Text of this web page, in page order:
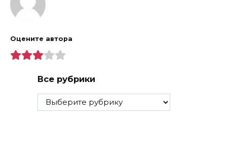
Оцените автора
Все рубрики
Все
рубрики